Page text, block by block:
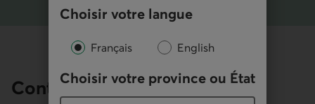
Choisir votre langue
Français English
Choisir votre province ou État
Contactez nos économistes